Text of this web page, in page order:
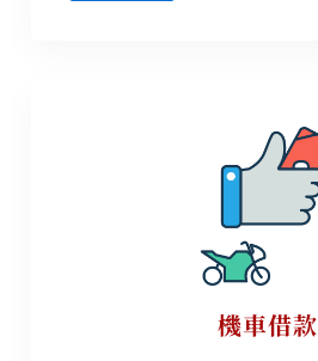
機車借款